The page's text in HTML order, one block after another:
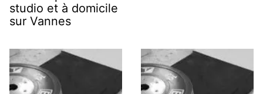
studio et à domicile
sur Vannes